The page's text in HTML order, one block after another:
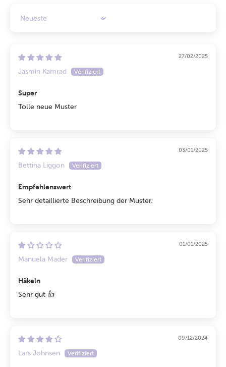
Sort by
27/02/2025
Jasmin Kamrad
Super
Tolle neue Muster
03/01/2025
Bettina Liggon
Empfehlenswert
Sehr detaillierte Beschreibung der Muster.
01/01/2025
Manuela Mader
Häkeln
Sehr gut 👍
09/12/2024
Lars Johnsen